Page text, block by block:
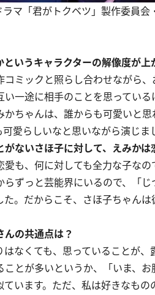
マ「君がトクベツ」製作委員会
いうキャラクターの解像度が上
ミックと照らし合わせながら
い一途に相手のことを思ってい
ちゃんは、誰からも可愛いと
愛らしいなと思いながら演じま
ないさほ子に対して、えみかは
も、何に対しても全力な子なの
らずっと芸能界にいるので、「
。だからこそ、さほ子ちゃん
の共通点は？
なくても、思っていることが
とが多いというか、「いま、
ています。ただ、私は好きなも